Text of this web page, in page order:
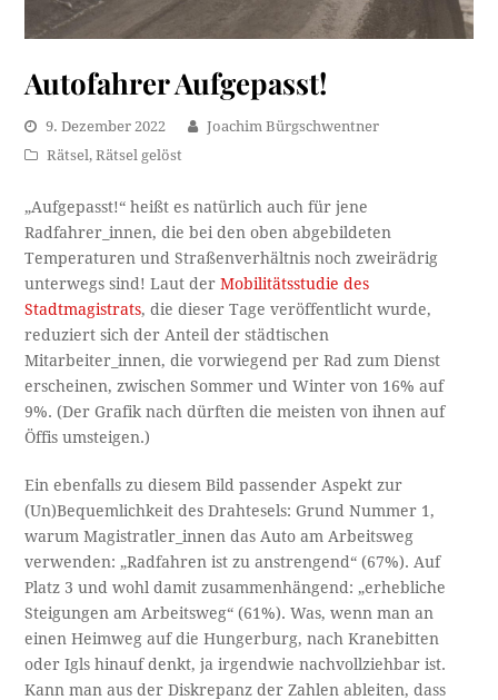
Autofahrer Aufgepasst!
9. Dezember 2022
Joachim Bürgschwentner
Rätsel,Rätsel gelöst
„Aufgepasst!“ heißt es natürlich auch für jene
Radfahrer_innen, die bei den oben abgebildeten
Temperaturen und Straßenverhältnis noch zweirädrig
unterwegs sind! Laut derMobilitätsstudie des
Stadtmagistrats, die dieser Tage veröffentlicht wurde,
reduziert sich der Anteil der städtischen
Mitarbeiter_innen, die vorwiegend per Rad zum Dienst
erscheinen, zwischen Sommer und Winter von 16% auf
9%. (Der Grafik nach dürften die meisten von ihnen auf
Öffis umsteigen.)
Ein ebenfalls zu diesem Bild passender Aspekt zur
(Un)Bequemlichkeit des Drahtesels: Grund Nummer 1,
warum Magistratler_innen das Auto am Arbeitsweg
verwenden: „Radfahren ist zu anstrengend“ (67%). Auf
Platz 3 und wohl damit zusammenhängend: „erhebliche
Steigungen am Arbeitsweg“ (61%). Was, wenn man an
einen Heimweg auf die Hungerburg, nach Kranebitten
oder Igls hinauf denkt, ja irgendwie nachvollziehbar ist.
Kann man aus der Diskrepanz der Zahlen ableiten, dass